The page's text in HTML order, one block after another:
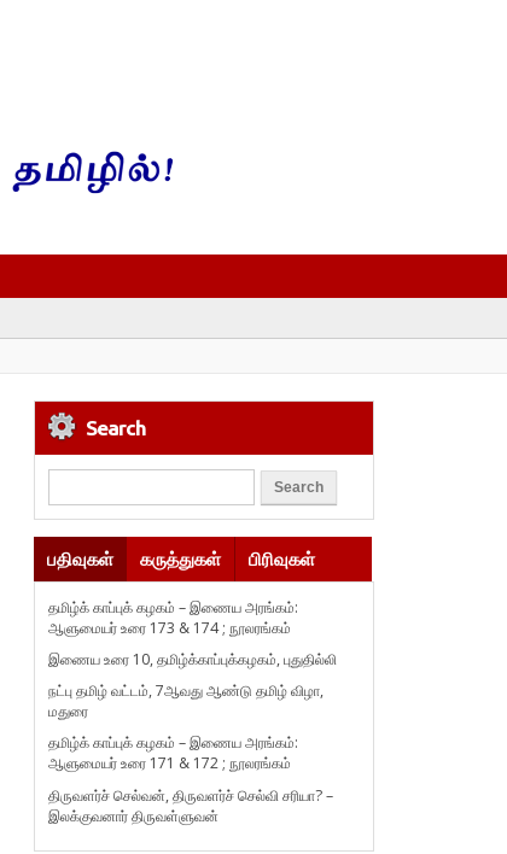
Search
பதிவுகள் கருத்துகள் பிரிவுகள்
தமிழ்க் காப்புக் கழகம் – இணைய அரங்கம்:
ஆளுமையர் உரை 173 & 174 ; நூலரங்கம்
இணைய உரை 10, தமிழ்க்காப்புக்கழகம், புதுதில்லி
நட்பு தமிழ் வட்டம், 7ஆவது ஆண்டு தமிழ் விழா,
மதுரை
தமிழ்க் காப்புக் கழகம் – இணைய அரங்கம்:
ஆளுமையர் உரை 171 & 172 ; நூலரங்கம்
திருவளர்ச் செல்வன், திருவளர்ச் செல்வி சரியா? –
இலக்குவனார் திருவள்ளுவன்